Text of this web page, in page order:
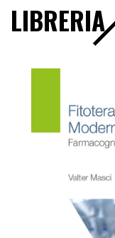
LIBRERIA